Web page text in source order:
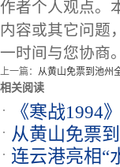
作者个人观点。
内容或其它问题
一时间与您协商
上一篇： 从黄山免票到池州
相关阅读
《寒战1994
从黄山免票
连云港亮相“